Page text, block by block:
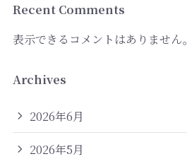
Recent Comments
表示できるコメントはありません。
Archives
2026年6月
2026年5月